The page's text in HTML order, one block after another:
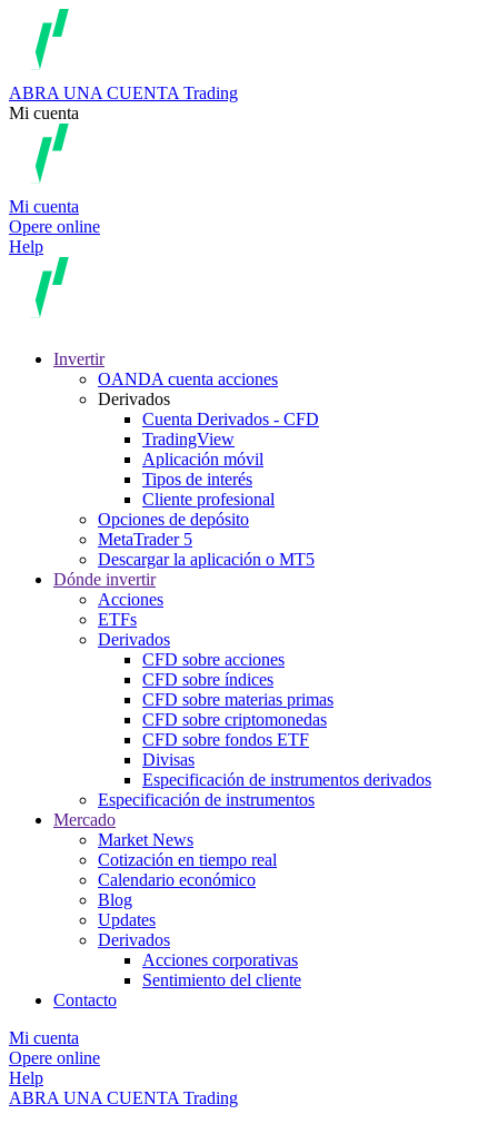
ABRA UNA CUENTA Trading
Mi cuenta
Mi cuenta
Opere online
Help
Invertir
OANDA cuenta acciones
Derivados
Cuenta Derivados - CFD
TradingView
Aplicación móvil
Tipos de interés
Cliente profesional
Opciones de depósito
MetaTrader 5
Descargar la aplicación o MT5
Dónde invertir
Acciones
ETFs
Derivados
CFD sobre acciones
CFD sobre índices
CFD sobre materias primas
CFD sobre criptomonedas
CFD sobre fondos ETF
Divisas
Especificación de instrumentos derivados
Especificación de instrumentos
Mercado
Market News
Cotización en tiempo real
Calendario económico
Blog
Updates
Derivados
Acciones corporativas
Sentimiento del cliente
Contacto
Mi cuenta
Opere online
Help
ABRA UNA CUENTA Trading